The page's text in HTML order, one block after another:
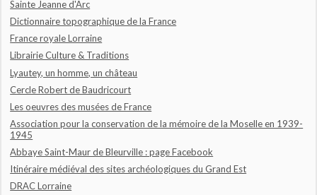
Sainte Jeanne d'Arc
Dictionnaire topographique de la France
France royale Lorraine
Librairie Culture & Traditions
Lyautey, un homme, un château
Cercle Robert de Baudricourt
Les oeuvres des musées de France
Association pour la conservation de la mémoire de la Moselle en 1939-
1945
Abbaye Saint-Maur de Bleurville : page Facebook
Itinéraire médiéval des sites archéologiques du Grand Est
DRAC Lorraine